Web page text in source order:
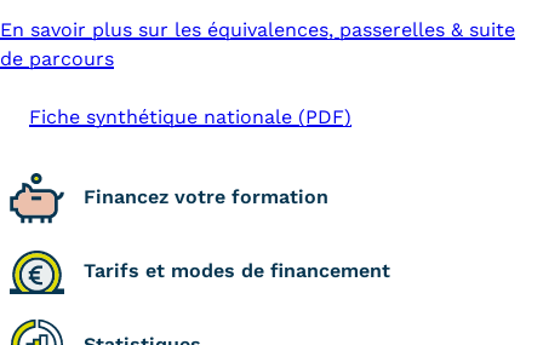
Être enseignant au Cnam
Infos partenaires
Liste des partenaires
Kits communications Cnam
En savoir plus sur les équivalences, passerelles & suite
de parcours
Fiche synthétique nationale (PDF)
Financez votre formation
Tarifs et modes de financement